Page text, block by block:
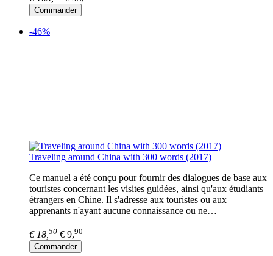
Commander
-46%
Traveling around China with 300 words (2017)
Ce manuel a été conçu pour fournir des dialogues de base aux
touristes concernant les visites guidées, ainsi qu'aux étudiants
étrangers en Chine. Il s'adresse aux touristes ou aux
apprenants n'ayant aucune connaissance ou ne…
€ 18, 50 € 9,90
Commander